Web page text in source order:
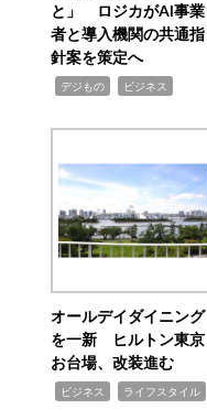
と」 ロジカがAI事業
者と導入機関の共通指
針案を策定へ
デジもの ビジネス
オールデイダイニング
を一新 ヒルトン東京
お台場、改装進む
ビジネス ライフスタイル